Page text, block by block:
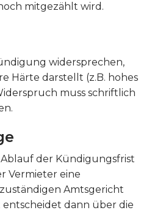
mitgezählt wird.
widersprechen,
Härte darstellt (z.B. hohes
muss schriftlich
der Kündigungsfrist
Vermieter eine
Amtsgericht
entscheidet dann über die